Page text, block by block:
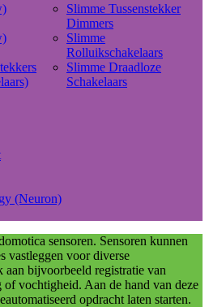
Slimme Tussenstekker
Dimmers
Slimme
Rolluikschakelaars
Slimme Draadloze
Schakelaars
(Neuron)
sensoren. Sensoren kunnen
vastleggen voor diverse
aan bijvoorbeeld registratie van
of vochtigheid. Aan de hand van deze
opdracht laten starten.